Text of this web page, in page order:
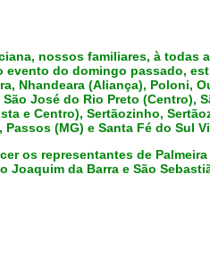
nossos familiares, à
evento do domingo passado,
Nhandeara (Aliança), Poloni,
José do Rio Preto (Centro),
e Centro), Sertãozinho,
(MG) e Santa Fé do Sul
os representantes de
Joaquim da Barra e São